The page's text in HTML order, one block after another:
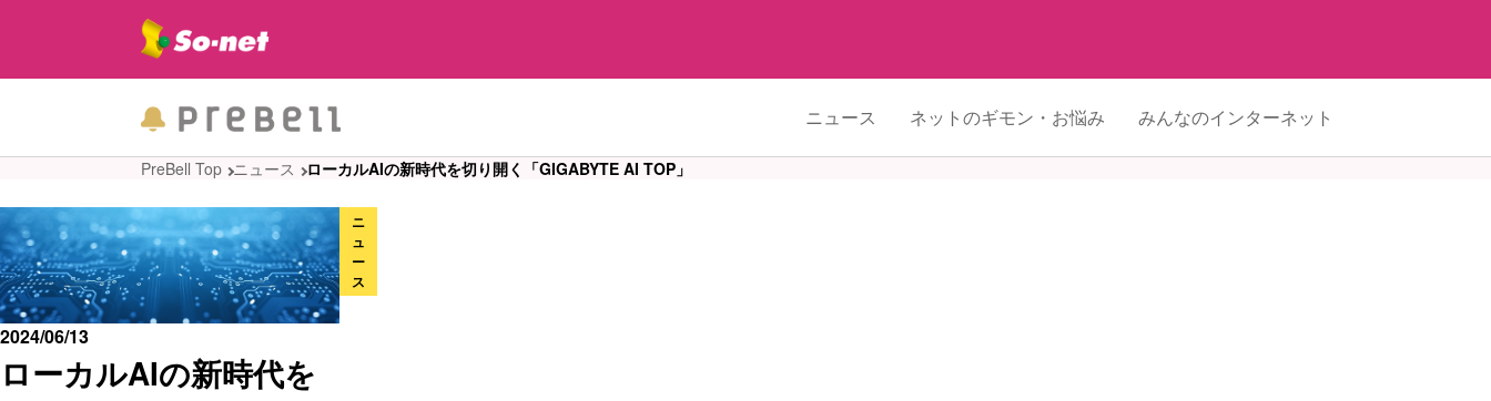
ニュース ネットのギモン・お悩み みんなのインターネット
PreBell Top ニュース ローカルAIの新時代を切り開く「GIGABYTE AI TOP」
ニ
ュ
ー
ス
ローカルAIの新時代を
2024/06/13